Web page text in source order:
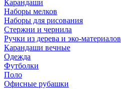
Карандаши
Наборы мелков
Наборы для рисования
Стержни и чернила
Ручки из дерева и эко-материалов
Карандаши вечные
Одежда
Футболки
Поло
Офисные рубашки